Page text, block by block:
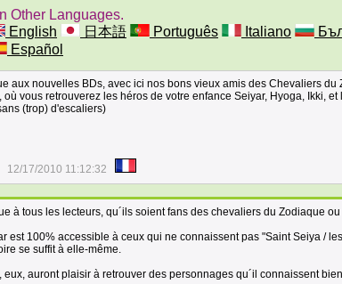
Other Languages.
English 日本語 Português Italiano
Español
aux nouvelles BDs, avec ici nos bons vieux amis des Chevaliers
où vous retrouverez les héros de votre enfance Seiyar, Hyoga, Ikki, et
(trop) d'escaliers)
12/17/2010 11:12:32
à tous les lecteurs, qu´ils soient fans des chevaliers du Zodiaque
est 100% accessible à ceux qui ne connaissent pas "Saint Seiya /
se suffit à elle-même.
eux, auront plaisir à retrouver des personnages qu´il connaissent